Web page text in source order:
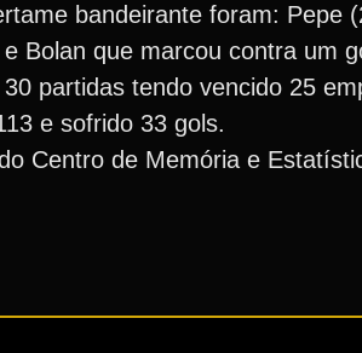
bandeirante foram: Pepe
Bolan que marcou contra um
partidas tendo vencido 25
e sofrido 33 gols.
Centro de Memória e